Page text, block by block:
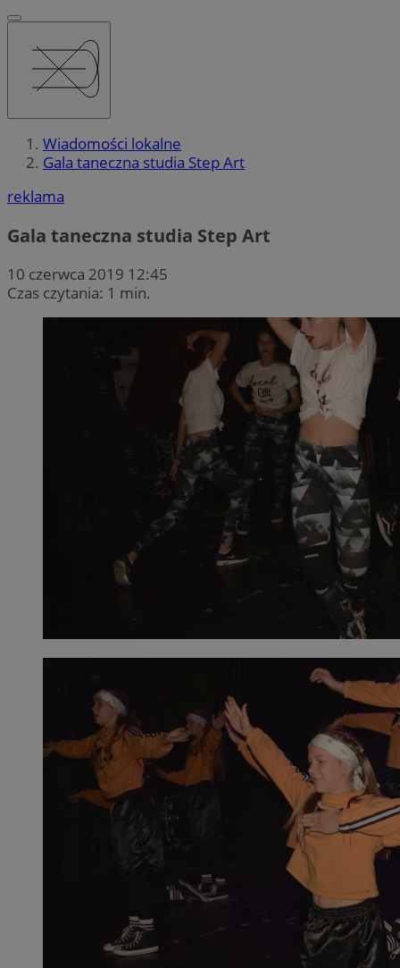
Wiadomości lokalne
Gala taneczna studia Step Art
reklama
Gala taneczna studia Step Art
10 czerwca 2019 12:45
Czas czytania: 1 min.